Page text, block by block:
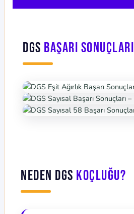
DGS Başarı Sonuçları
Neden DGS Koçluğu?